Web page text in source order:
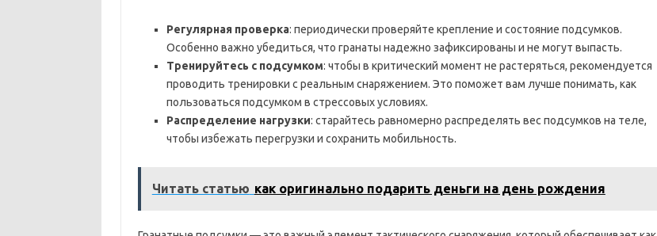
Регулярная проверка: периодически проверяйте крепление и состояние подсумков.
Особенно важно убедиться, что гранаты надежно зафиксированы и не могут выпасть.
Тренируйтесь с подсумком: чтобы в критический момент не растеряться, рекомендуется
проводить тренировки с реальным снаряжением. Это поможет вам лучше понимать, как
пользоваться подсумком в стрессовых условиях.
Распределение нагрузки: старайтесь равномерно распределять вес подсумков на теле,
чтобы избежать перегрузки и сохранить мобильность.
Читать статью как оригинально подарить деньги на день рождения